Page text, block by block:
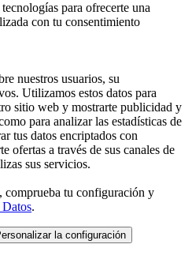
para ofrecerte una
con tu consentimiento
nuestros usuarios, su
Utilizamos estos datos para
sitio web y mostrarte publicidad y
para analizar las estadísticas de
tus datos encriptados con
ofertas a través de sus canales de
sus servicios.
comprueba tu configuración y
.
la configuración